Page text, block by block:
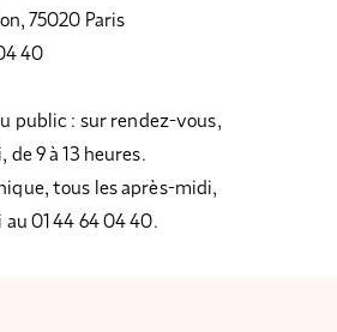
75020 Paris
40
public : sur rendez-vous,
9 à 13 heures.
tous les après-midi,
01 44 64 04 40.